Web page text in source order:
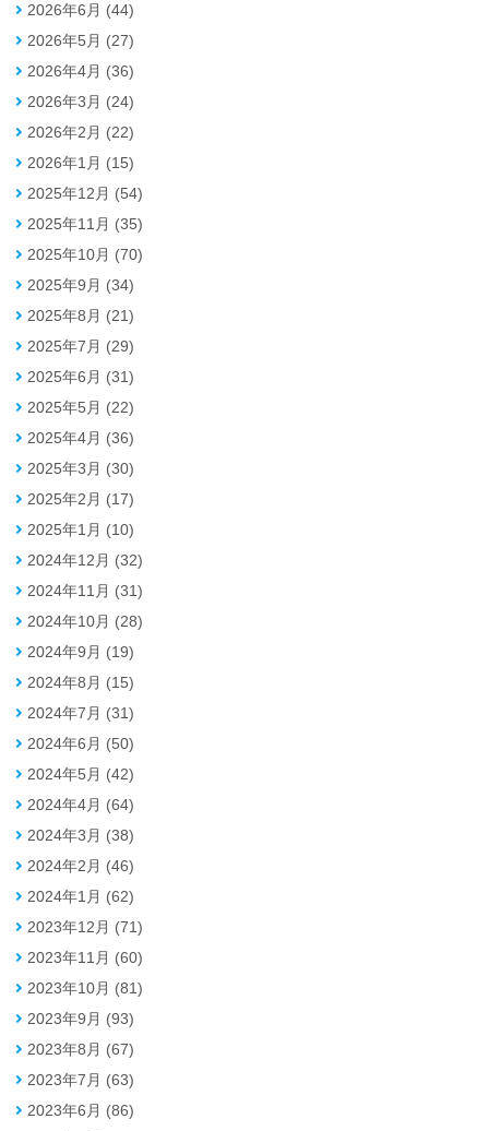
2026年6月 (44)
2026年5月 (27)
2026年4月 (36)
2026年3月 (24)
2026年2月 (22)
2026年1月 (15)
2025年12月 (54)
2025年11月 (35)
2025年10月 (70)
2025年9月 (34)
2025年8月 (21)
2025年7月 (29)
2025年6月 (31)
2025年5月 (22)
2025年4月 (36)
2025年3月 (30)
2025年2月 (17)
2025年1月 (10)
2024年12月 (32)
2024年11月 (31)
2024年10月 (28)
2024年9月 (19)
2024年8月 (15)
2024年7月 (31)
2024年6月 (50)
2024年5月 (42)
2024年4月 (64)
2024年3月 (38)
2024年2月 (46)
2024年1月 (62)
2023年12月 (71)
2023年11月 (60)
2023年10月 (81)
2023年9月 (93)
2023年8月 (67)
2023年7月 (63)
2023年6月 (86)